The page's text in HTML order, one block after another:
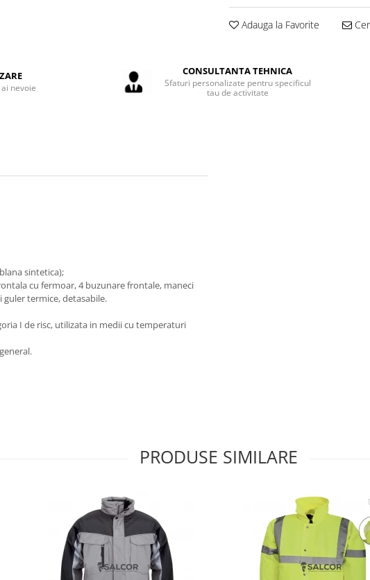
Adauga la Favorite
nevoie
CONSULTANTA TEHNICA
Sfaturi personalizate pentru specificul
tau de activitate
sintetica);
cu fermoar, 4 buzunare frontale, maneci
guler termice, detasabile.
I de risc, utilizata in medii cu temperaturi
PRODUSE SIMILARE